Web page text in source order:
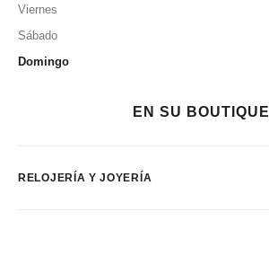
Viernes
Sábado
Domingo
EN SU BOUTIQUE
RELOJERÍA Y JOYERÍA